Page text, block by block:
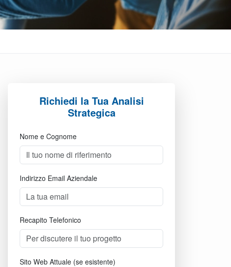
Richiedi la Tua Analisi
Strategica
Nome e Cognome
Indirizzo Email Aziendale
Recapito Telefonico
Sito Web Attuale (se esistente)